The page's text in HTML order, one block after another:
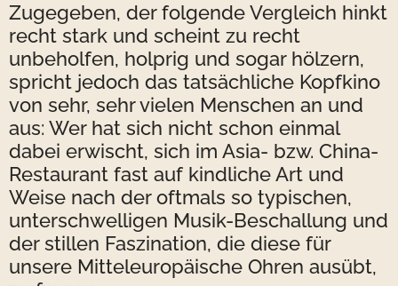
Zugegeben, der folgende Vergleich hinkt
recht stark und scheint zu recht
unbeholfen, holprig und sogar hölzern,
spricht jedoch das tatsächliche Kopfkino
von sehr, sehr vielen Menschen an und
aus: Wer hat sich nicht schon einmal
dabei erwischt, sich im Asia- bzw. China-
Restaurant fast auf kindliche Art und
Weise nach der oftmals so typischen,
unterschwelligen Musik-Beschallung und
der stillen Faszination, die diese für
unsere Mitteleuropäische Ohren ausübt,